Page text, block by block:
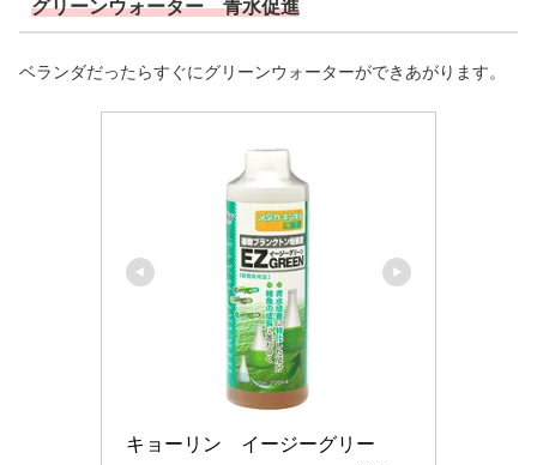
グリーンウォーター 青水促進
ベランダだったらすぐにグリーンウォーターができあがります。
キョーリン　イージーグリー